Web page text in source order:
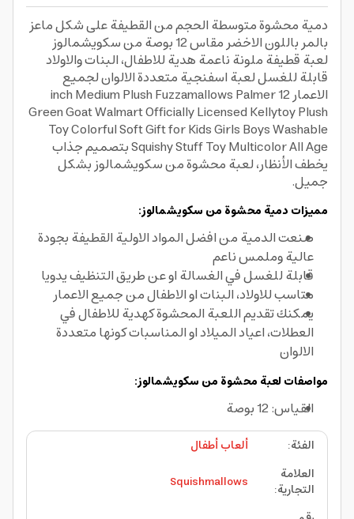
دمية محشوة متوسطة الحجم من القطيفة على شكل ماعز
بالمر باللون الاخضر مقاس 12 بوصة من سكويشمالوز
لعبة قطيفة ملونة ناعمة هدية للاطفال، البنات والاولاد
قابلة للغسل لعبة اسفنجية متعددة الالوان لجميع
الاعمار 12 inch Medium Plush Fuzzamallows Palmer
Green Goat Walmart Officially Licensed Kellytoy Plush
Toy Colorful Soft Gift for Kids Girls Boys Washable
Squishy Stuff Toy Multicolor All Age بتصميم جذاب
يخطف الأنظار، لعبة محشوة من سكويشمالوز بشكل
جميل.
مميزات دمية محشوة من سكويشمالوز:
صنعت الدمية من افضل المواد الاولية القطيفة بجودة
عالية وملمس ناعم
قابلة للغسل في الغسالة او عن طريق التنظيف يدويا
متاسب للاولاد، البنات او الاطفال من جميع الاعمار
يمكنك تقديم اللعبة المحشوة كهدية للاطفال في
العطلات، اعياد الميلاد او المناسبات كونها متعددة
الالوان
مواصفات لعبة محشوة من سكويشمالوز:
القياس: 12 بوصة
الفئة:
ألعاب أطفال
العلامة
التجارية:
Squishmallows